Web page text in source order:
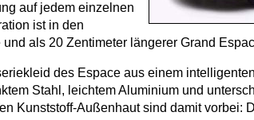
auf jedem einzelnen
ist in den
als 20 Zentimeter längerer Grand
des Espace aus einem
Stahl, leichtem Aluminium und
Kunststoff-Außenhaut sind damit vorbei: